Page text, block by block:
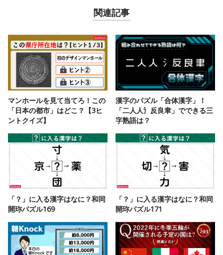
関連記事
マンホールを見て当てろ！この
「日本の都市」はどこ？【3ヒ
ントクイズ】
漢字のパズル「合体漢字」！
「二人人氵反良聿」でできる三
字熟語は？
「？」に入る漢字はなに？和同
開珎パズル169
「？」に入る漢字はなに？和同
開珎パズル171